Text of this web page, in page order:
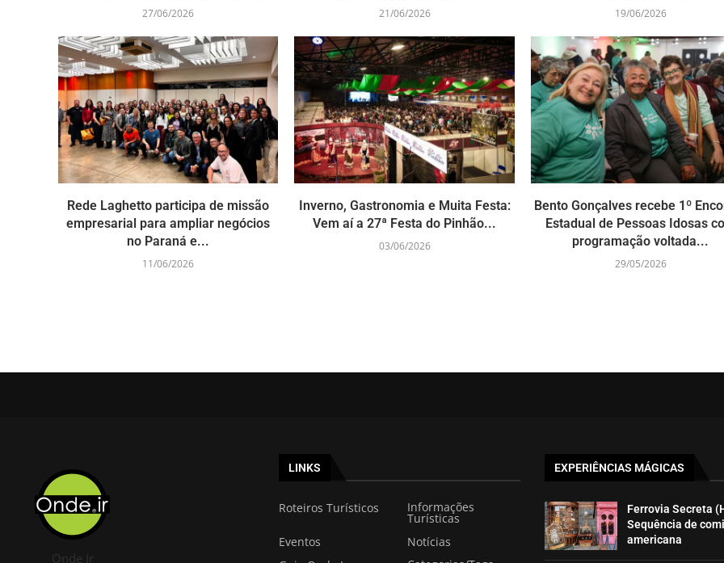
27/06/2026 21/06/2026 19/06/2026
Rede Laghetto participa de missão
empresarial para ampliar negócios
no Paraná e...
11/06/2026
Inverno, Gastronomia e Muita Festa:
Vem aí a 27ª Festa do Pinhão...
03/06/2026
Bento Gonçalves recebe 1º
Estadual de Pessoas Idosas
programação voltada...
29/05/2026
Onde Ir
LINKS
Roteiros Turísticos Informações
Turísticas
Eventos
Notícias
EXPERIÊNCIAS MÁGICAS
Ferrovia Secreta
Sequência de
americana